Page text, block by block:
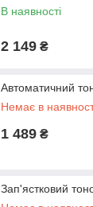
В наявності
2 149 ₴
Автоматичний
Немає в
1 489 ₴
Зап'ястковий